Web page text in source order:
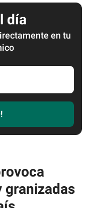
día
en tu
granizadas